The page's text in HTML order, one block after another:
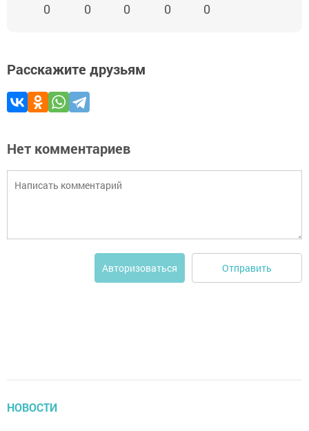
0 0 0 0 0
Расскажите друзьям
Нет комментариев
Авторизоваться Отправить
НОВОСТИ